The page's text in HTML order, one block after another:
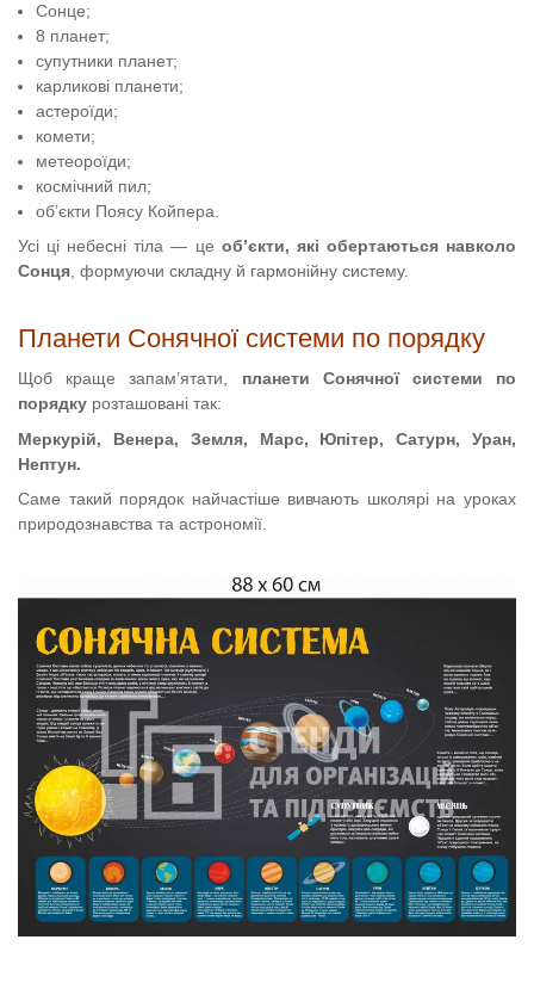
Сонце;
8 планет;
супутники планет;
карликові планети;
астероїди;
комети;
метеороїди;
космічний пил;
об’єкти Поясу Койпера.
Усі ці небесні тіла — це об’єкти, які обертаються навколо
Сонця, формуючи складну й гармонійну систему.
Планети Сонячної системи по порядку
Щоб краще запам’ятати, планети Сонячної системи по
порядку розташовані так:
Меркурій, Венера, Земля, Марс, Юпітер, Сатурн, Уран,
Нептун.
Саме такий порядок найчастіше вивчають школярі на уроках
природознавства та астрономії.